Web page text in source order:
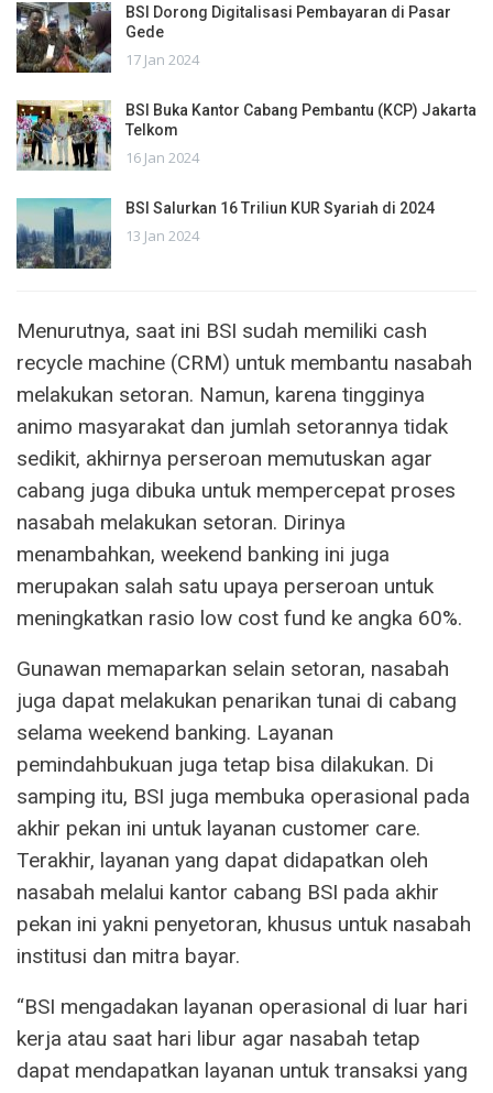
BSI Dorong Digitalisasi Pembayaran di Pasar
Gede
17 Jan 2024
BSI Buka Kantor Cabang Pembantu (KCP) Jakarta
Telkom
16 Jan 2024
BSI Salurkan 16 Triliun KUR Syariah di 2024
13 Jan 2024
Menurutnya, saat ini BSI sudah memiliki cash
recycle machine (CRM) untuk membantu nasabah
melakukan setoran. Namun, karena tingginya
animo masyarakat dan jumlah setorannya tidak
sedikit, akhirnya perseroan memutuskan agar
cabang juga dibuka untuk mempercepat proses
nasabah melakukan setoran. Dirinya
menambahkan, weekend banking ini juga
merupakan salah satu upaya perseroan untuk
meningkatkan rasio low cost fund ke angka 60%.
Gunawan memaparkan selain setoran, nasabah
juga dapat melakukan penarikan tunai di cabang
selama weekend banking. Layanan
pemindahbukuan juga tetap bisa dilakukan. Di
samping itu, BSI juga membuka operasional pada
akhir pekan ini untuk layanan customer care.
Terakhir, layanan yang dapat didapatkan oleh
nasabah melalui kantor cabang BSI pada akhir
pekan ini yakni penyetoran, khusus untuk nasabah
institusi dan mitra bayar.
“BSI mengadakan layanan operasional di luar hari
kerja atau saat hari libur agar nasabah tetap
dapat mendapatkan layanan untuk transaksi yang